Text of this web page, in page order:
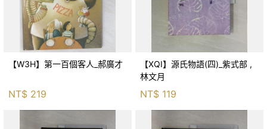
【W3H】第一百個客人_郝廣才
NT$ 219
【XQI】源氏物語(四)_紫式部 ,
林文月
NT$ 119